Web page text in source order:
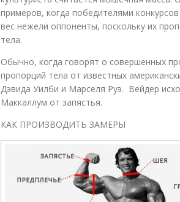
примеров, когда победителями
вес нежели оппоненты, поскольку их
тела.
Обычно, когда говорят о совершенных
пропорций тела от известных
Дэвида Уилби и Марселя Руэ. Вейдер
Маккаллум от запястья.
КАК ПРОИЗВОДИТЬ ЗАМЕРЫ